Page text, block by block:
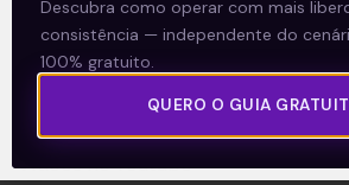
Explore
E Eu Com Isso?
Vídeos no Youtube
Descubra como operar com mais
consistência — independente do
100% gratuito.
QUERO O GUIA